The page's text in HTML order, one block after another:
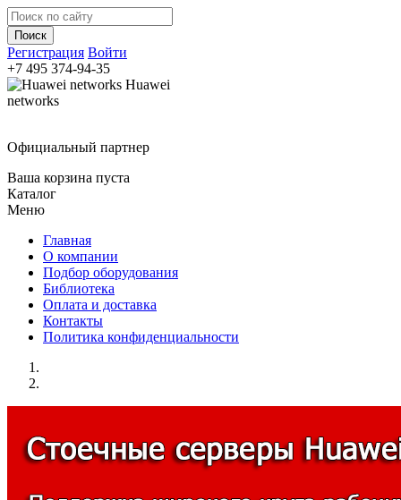
Регистрация Войти
+7 495 374-94-35
Huawei
networks
Официальный партнер
Ваша корзина пуста
Каталог
Меню
Главная
О компании
Подбор оборудования
Библиотека
Оплата и доставка
Контакты
Политика конфиденциальности